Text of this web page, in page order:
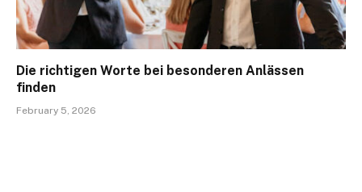
Die richtigen Worte bei besonderen Anlässen
finden
February 5, 2026